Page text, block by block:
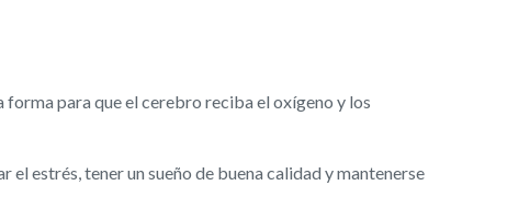
forma para que el cerebro reciba el oxígeno y los
estrés, tener un sueño de buena calidad y mantenerse